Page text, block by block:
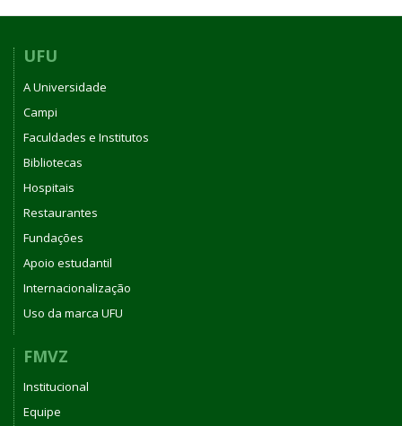
UFU
A Universidade
Campi
Faculdades e Institutos
Bibliotecas
Hospitais
Restaurantes
Fundações
Apoio estudantil
Internacionalização
Uso da marca UFU
FMVZ
Institucional
Equipe